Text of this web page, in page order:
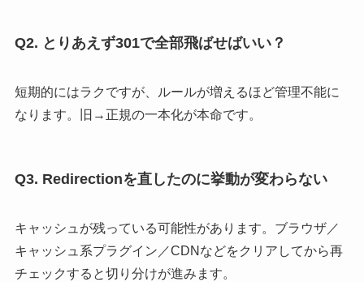
Q2. とりあえず301で全部飛ばせばいい？
短期的にはラクですが、ルールが増えるほど管理不能に
なります。旧→正規の一本化が本命です。
Q3. Redirectionを直したのに挙動が変わらない
キャッシュが残っている可能性があります。ブラウザ／
キャッシュ系プラグイン／CDNなどをクリアしてから再
チェックすると切り分けが進みます。